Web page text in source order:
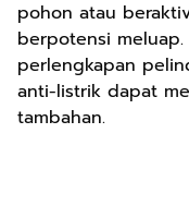
pohon atau
berpotensi
perlengkapan
anti-listrik dapat
tambahan.